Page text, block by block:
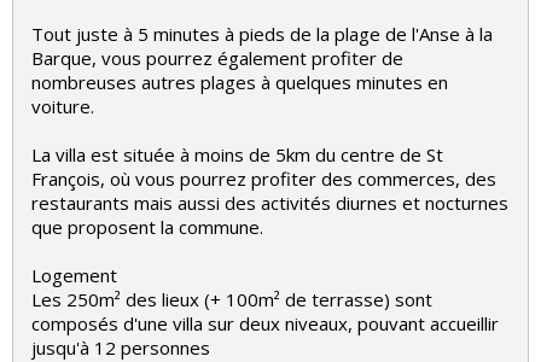
Tout juste à 5 minutes à pieds de la plage de l'Anse à la
Barque, vous pourrez également profiter de
nombreuses autres plages à quelques minutes en
voiture.
La villa est située à moins de 5km du centre de St
François, où vous pourrez profiter des commerces, des
restaurants mais aussi des activités diurnes et nocturnes
que proposent la commune.
Logement
Les 250m² des lieux (+ 100m² de terrasse) sont
composés d'une villa sur deux niveaux, pouvant accueillir
jusqu'à 12 personnes